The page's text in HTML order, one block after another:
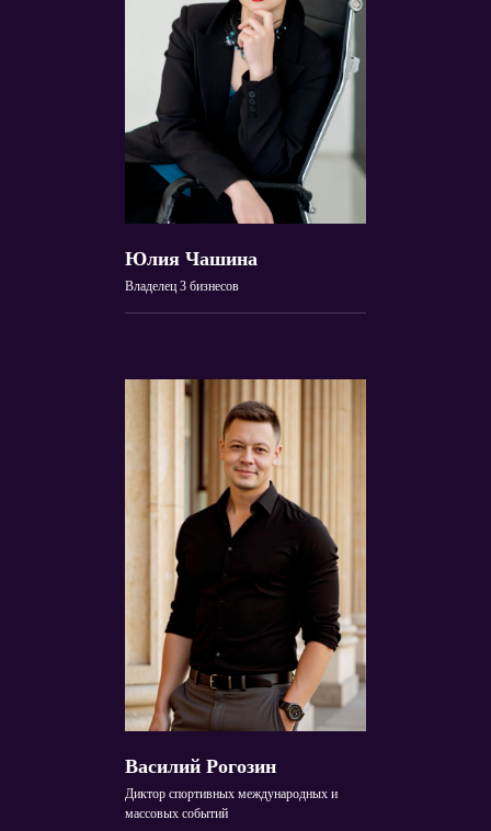
Юлия Чашина
Владелец 3 бизнесов
Василий Рогозин
Диктор спортивных международных и
массовых событий